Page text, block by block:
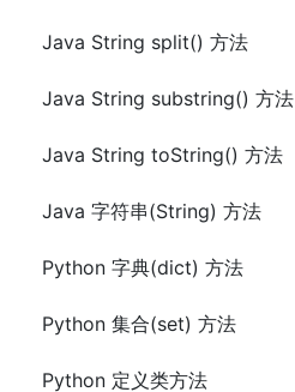
Java String split() 方法
Java String substring() 方法
Java String toString() 方法
Java 字符串(String) 方法
Python 字典(dict) 方法
Python 集合(set) 方法
Python 定义类方法